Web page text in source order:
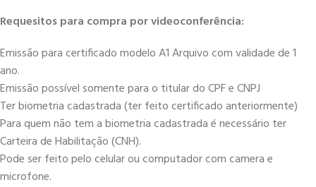
Requesitos para compra por videoconferência:
Emissão para certificado modelo A1 Arquivo com validade de 1
ano.
Emissão possível somente para o titular do CPF e CNPJ
Ter biometria cadastrada (ter feito certificado anteriormente)
Para quem não tem a biometria cadastrada é necessário ter
Carteira de Habilitação (CNH).
Pode ser feito pelo celular ou computador com camera e
microfone.